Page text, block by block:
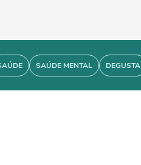
SAÚDE MENTAL DEGUSTA